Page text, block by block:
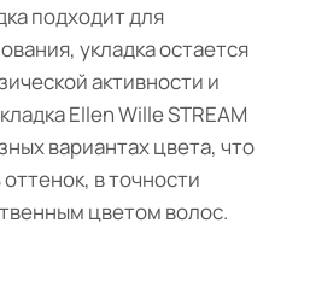
подходит для
укладка остается
активности и
Ellen Wille STREAM
вариантах цвета, что
в точности
цветом волос.